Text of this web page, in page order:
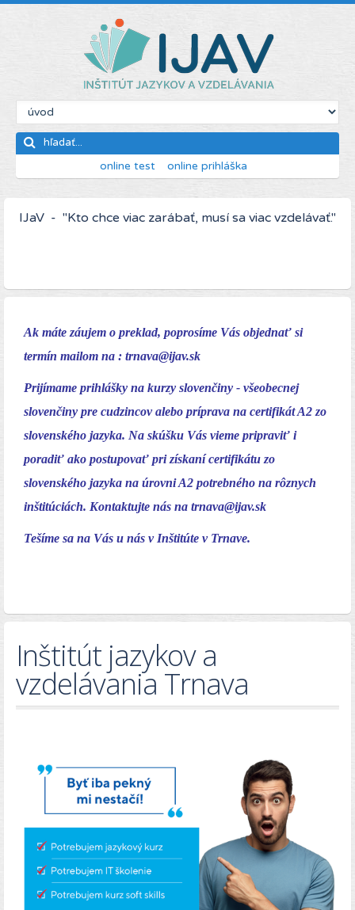
online test online prihláška
IJaV - "Kto chce viac zarábať, musí sa viac vzdelávať."
Ak máte záujem o preklad, poprosíme Vás objednať si
termín mailom na : trnava@ijav.sk
Prijímame prihlášky na kurzy slovenčiny - všeobecnej
slovenčiny pre cudzincov alebo príprava na certifikát A2 zo
slovenského jazyka. Na skúšku Vás vieme pripraviť i
poradiť ako postupovať pri získaní certifikátu zo
slovenského jazyka na úrovni A2 potrebného na rôznych
inštitúciách. Kontaktujte nás na trnava@ijav.sk
Tešíme sa na Vás u nás v Inštitúte v Trnave.
Inštitút jazykov a
vzdelávania Trnava